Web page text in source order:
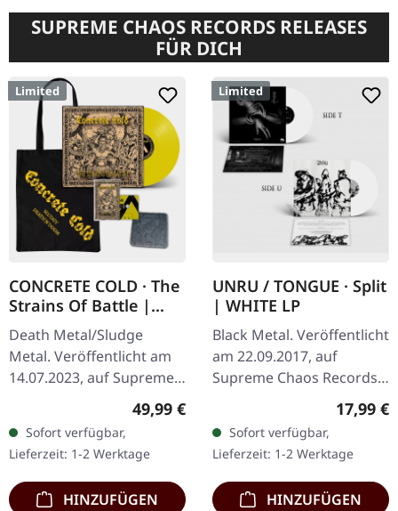
SUPREME CHAOS RECORDS RELEASES
FÜR DICH
Limited
CONCRETE COLD · The
Strains Of Battle |
VINYL BUNDLE
Death Metal/Sludge
Metal. Veröffentlicht am
14.07.2023, auf Supreme
Chaos Records. SCR-
exklusives Bundle, 50
Exemplare, bestehend
aus: · Gelbes Vinyl…
Regulärer Preis:
49,99 €
Sofort verfügbar,
Lieferzeit: 1-2 Werktage
HINZUFÜGEN
Limited
UNRU / TONGUE · Split
| WHITE LP
Black Metal. Veröffentlicht
am 22.09.2017, auf
Supreme Chaos Records.
Weißes Vinyl, limitiert auf
handnummerierte
Exemplare. · 180g Vinyl
für…
17,99 €
Sofort verfügbar,
Lieferzeit: 1-2 Werktage
HINZUFÜGEN